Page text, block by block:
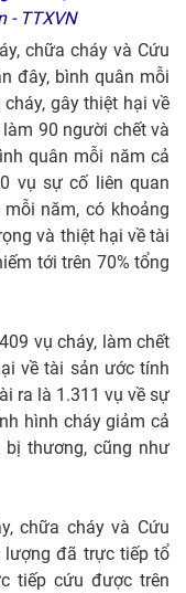
- TTXVN
chữa cháy và Cứu
đây, bình quân mỗi
gây thiệt hại về
90 người chết và
quân mỗi năm cả
vụ sự cố liên quan
năm, có khoảng
và thiệt hại về tài
tới trên 70% tổng
vụ cháy, làm chết
về tài sản ước tính
ra là 1.311 vụ về sự
hình cháy giảm cả
thương, cũng như
chữa cháy và Cứu
lượng đã trực tiếp tổ
tiếp cứu được trên